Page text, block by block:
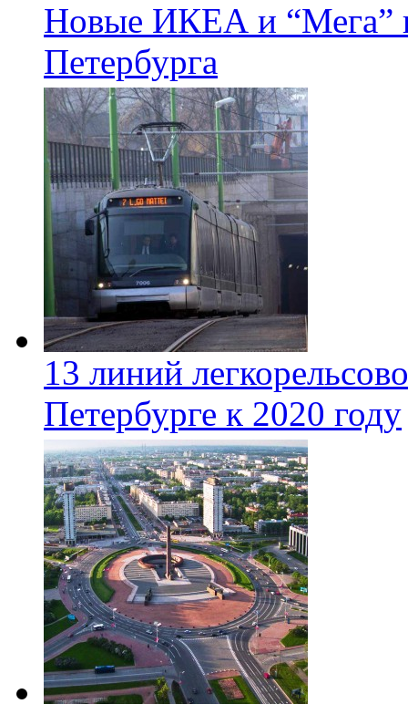
Новые ИКЕА и “Мега”
Петербурга
13 линий
Петербурге к 2020 году